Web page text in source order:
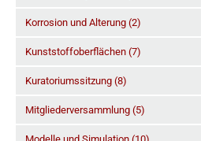
Korrosion und Alterung (2)
Kunststoffoberflächen (7)
Kuratoriumssitzung (8)
Mitgliederversammlung (5)